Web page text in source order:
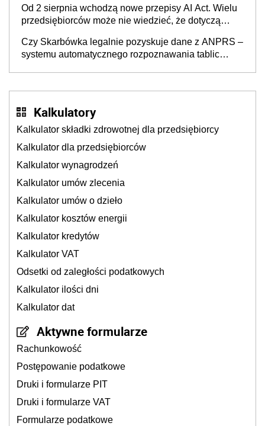
będzie
Od 2 sierpnia wchodzą nowe przepisy AI Act. Wielu
przedsiębiorców może nie wiedzieć, że dotyczą
Czy Skarbówka legalnie pozyskuje dane z ANPRS –
systemu automatycznego rozpoznawania tablic
Kalkulatory
Kalkulator składki zdrowotnej dla przedsiębiorcy
Kalkulator dla przedsiębiorców
Kalkulator wynagrodzeń
Kalkulator umów zlecenia
Kalkulator umów o dzieło
Kalkulator kosztów energii
Kalkulator kredytów
Kalkulator VAT
Odsetki od zaległości podatkowych
Kalkulator ilości dni
Kalkulator dat
Aktywne formularze
Rachunkowość
Postępowanie podatkowe
Druki i formularze PIT
Druki i formularze VAT
Formularze podatkowe